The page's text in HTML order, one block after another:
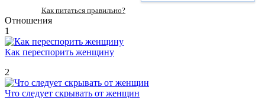
Как питаться правильно?
Отношения
1
Как переспорить женщину
2
Что следует скрывать от женщин